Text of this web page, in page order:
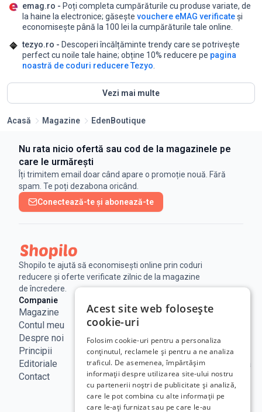
emag.ro - Poți completa cumpărăturile cu produse variate, de
la haine la electronice; găsește vouchere eMAG verificateși
economisește până la 100 lei la cumpărăturile tale online.
tezyo.ro - Descoperi încălțăminte trendy care se potrivește
perfect cu noile tale haine; obține 10% reducere pe pagina
noastră de coduri reducere Tezyo
Vezi mai multe
Acasă Magazine EdenBoutique
Nu rata nicio ofertă sau cod de la magazinele pe
care le urmărești
Îți trimitem email doar când apare o promoție nouă. Fără
spam. Te poți dezabona oricând.
Conectează-te și abonează-te
Shopilo te ajută să economisești online prin coduri
reducere și oferte verificate zilnic de la magazine
de încredere.
Companie
Magazine
Contul meu
Despre noi
Principii
Editoriale
Contact
Notificare
Legala
Politica de
confidențialitate
Termeni de
utilizare
Politica
Cookie
Blog
ANPC
SAL - UE
ECC Romania
ANCOM
Acest site web folosește
cookie-uri
Folosim cookie-uri pentru a personaliza
conținutul, reclamele și pentru a ne analiza
traficul. De asemenea, împărtășim
informații despre utilizarea site-ului nostru
cu partenerii noștri de publicitate și analiză,
care le pot combina cu alte informații pe
care le-ați furnizat sau pe care le-au